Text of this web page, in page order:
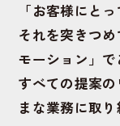
「お客様にと
それを突きつ
モーション」で
すべての提案の
まな業務に取り